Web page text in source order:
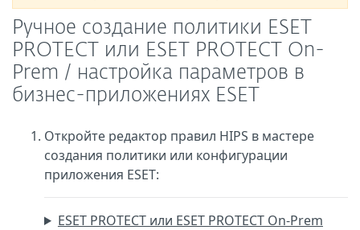
Ручное создание политики ESET
PROTECT или ESET PROTECT On-
Prem / настройка параметров в
бизнес-приложениях ESET
Откройте редактор правил HIPS в мастере
создания политики или конфигурации
приложения ESET:
ESET PROTECT или ESET PROTECT On-Prem